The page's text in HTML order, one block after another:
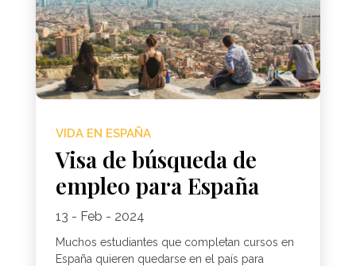
VIDA EN ESPAÑA
Visa de búsqueda de
empleo para España
13 - Feb - 2024
Muchos estudiantes que completan cursos en
España quieren quedarse en el país para